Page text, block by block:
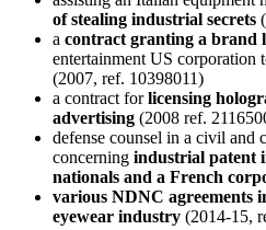
of stealing industrial secrets
a contract granting a brand
entertainment US corporation
(2007, ref. 10398011)
a contract forlicensing
advertising (2008 ref.
defense counsel in a civil and
concerning industrial patent
nationals and a French
various NDNC agreements
eyewear industry (2014-15,